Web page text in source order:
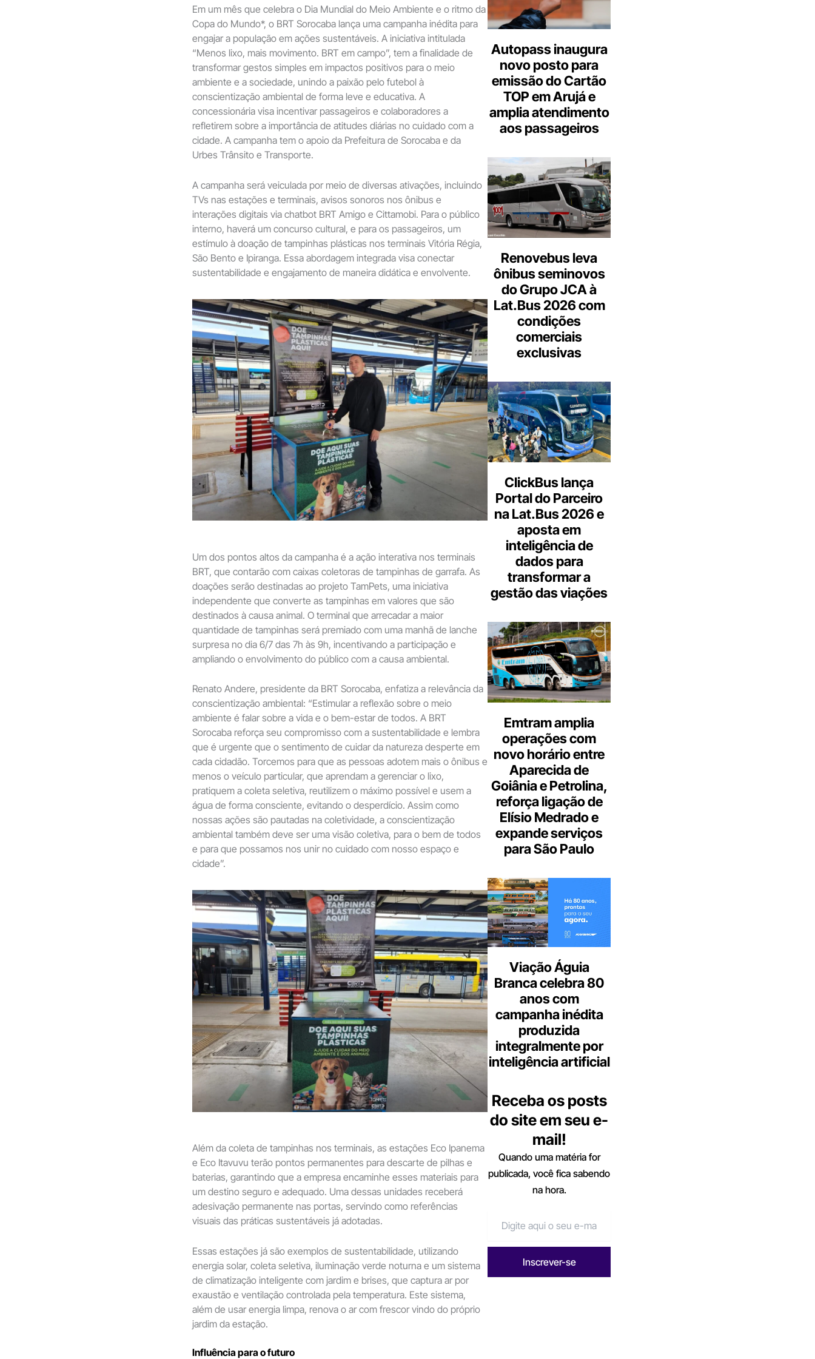
Em um mês que celebra o Dia Mundial do Meio Ambiente e o ritmo da
Copa do Mundo*, o BRT Sorocaba lança uma campanha inédita para
engajar a população em ações sustentáveis. A iniciativa intitulada
“Menos lixo, mais movimento. BRT em campo”, tem a finalidade de
transformar gestos simples em impactos positivos para o meio
ambiente e a sociedade, unindo a paixão pelo futebol à
conscientização ambiental de forma leve e educativa. A
concessionária visa incentivar passageiros e colaboradores a
refletirem sobre a importância de atitudes diárias no cuidado com a
cidade. A campanha tem o apoio da Prefeitura de Sorocaba e da
Urbes Trânsito e Transporte.
A campanha será veiculada por meio de diversas ativações, incluindo
TVs nas estações e terminais, avisos sonoros nos ônibus e
interações digitais via chatbot BRT Amigo e Cittamobi. Para o público
interno, haverá um concurso cultural, e para os passageiros, um
estímulo à doação de tampinhas plásticas nos terminais Vitória Régia,
São Bento e Ipiranga. Essa abordagem integrada visa conectar
sustentabilidade e engajamento de maneira didática e envolvente.
Um dos pontos altos da campanha é a ação interativa nos terminais
BRT, que contarão com caixas coletoras de tampinhas de garrafa. As
doações serão destinadas ao projeto TamPets, uma iniciativa
independente que converte as tampinhas em valores que são
destinados à causa animal. O terminal que arrecadar a maior
quantidade de tampinhas será premiado com uma manhã de lanche
surpresa no dia 6/7 das 7h às 9h, incentivando a participação e
ampliando o envolvimento do público com a causa ambiental.
Renato Andere, presidente da BRT Sorocaba, enfatiza a relevância da
conscientização ambiental: “Estimular a reflexão sobre o meio
ambiente é falar sobre a vida e o bem-estar de todos. A BRT
Sorocaba reforça seu compromisso com a sustentabilidade e lembra
que é urgente que o sentimento de cuidar da natureza desperte em
cada cidadão. Torcemos para que as pessoas adotem mais o ônibus e
menos o veículo particular, que aprendam a gerenciar o lixo,
pratiquem a coleta seletiva, reutilizem o máximo possível e usem a
água de forma consciente, evitando o desperdício. Assim como
nossas ações são pautadas na coletividade, a conscientização
ambiental também deve ser uma visão coletiva, para o bem de todos
e para que possamos nos unir no cuidado com nosso espaço e
cidade”.
Além da coleta de tampinhas nos terminais, as estações Eco Ipanema
e Eco Itavuvu terão pontos permanentes para descarte de pilhas e
baterias, garantindo que a empresa encaminhe esses materiais para
um destino seguro e adequado. Uma dessas unidades receberá
adesivação permanente nas portas, servindo como referências
visuais das práticas sustentáveis já adotadas.
Essas estações já são exemplos de sustentabilidade, utilizando
energia solar, coleta seletiva, iluminação verde noturna e um sistema
de climatização inteligente com jardim e brises, que captura ar por
exaustão e ventilação controlada pela temperatura. Este sistema,
além de usar energia limpa, renova o ar com frescor vindo do próprio
jardim da estação.
Influência para o futuro
Autopass inaugura
novo posto para
emissão do Cartão
TOP em Arujá e
amplia atendimento
aos passageiros
Renovebus leva
ônibus seminovos
do Grupo JCA à
Lat.Bus 2026 com
condições
comerciais
exclusivas
ClickBus lança
Portal do Parceiro
na Lat.Bus 2026 e
aposta em
inteligência de
dados para
transformar a
gestão das viações
Emtram amplia
operações com
novo horário entre
Aparecida de
Goiânia e Petrolina,
reforça ligação de
Elísio Medrado e
expande serviços
para São Paulo
Viação Águia
Branca celebra 80
anos com
campanha inédita
produzida
integralmente por
inteligência artificial
Receba os posts
do site em seu e-
mail!
Quando uma matéria for
publicada, você fica sabendo
na hora.
Inscrever-se